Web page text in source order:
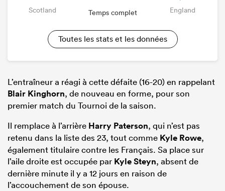
Scotland Temps complet England
Toutes les stats et les données
L’entraîneur a réagi à cette défaite (16-20) en rappelant
Blair Kinghorn, de nouveau en forme, pour son
premier match du Tournoi de la saison.
Il remplace à l’arrière Harry Paterson, qui n’est pas
retenu dans la liste des 23, tout comme Kyle Rowe,
également titulaire contre les Français. Sa place sur
l’aile droite est occupée par Kyle Steyn, absent de
dernière minute il y a 12 jours en raison de
l’accouchement de son épouse.